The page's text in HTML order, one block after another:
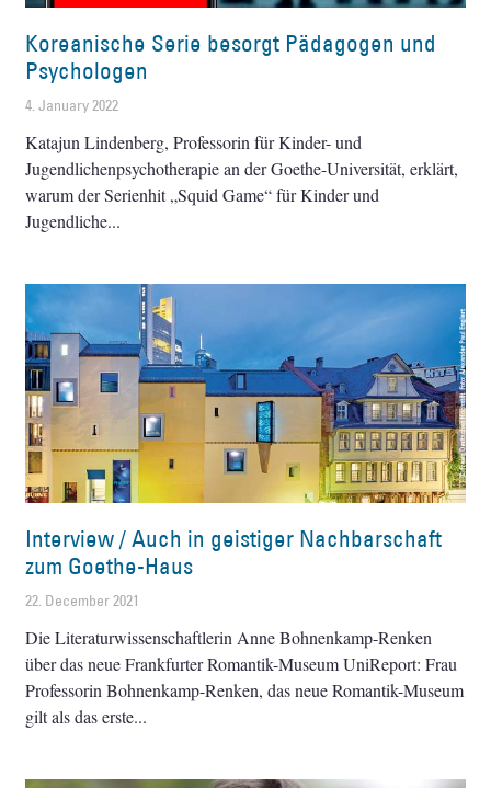
Koreanische Serie besorgt Pädagogen und
Psychologen
4. January 2022
Katajun Lindenberg, Professorin für Kinder- und
Jugendlichenpsychotherapie an der Goethe-Universität, erklärt,
warum der Serienhit „Squid Game“ für Kinder und
Jugendliche
Interview / Auch in geistiger Nachbarschaft
zum Goethe-Haus
22. December 2021
Die Literaturwissenschaftlerin Anne Bohnenkamp-Renken
über das neue Frankfurter Romantik-Museum UniReport: Frau
Professorin Bohnenkamp-Renken, das neue Romantik-Museum
gilt als das erste